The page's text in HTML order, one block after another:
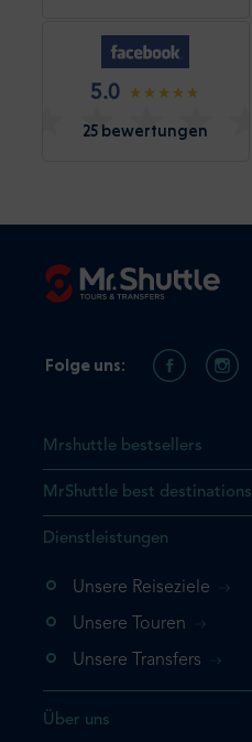
5.0
25 bewertungen
dass sich das Produkt, das
Warenkorb befindet.
einmal hinzufügen
ein weiteres Mal
Mrshuttle bestsellers
MrShuttle best destinations
Dienstleistungen
Unsere Reiseziele
Unsere Touren
Unsere Transfers
Über uns
Folge uns: